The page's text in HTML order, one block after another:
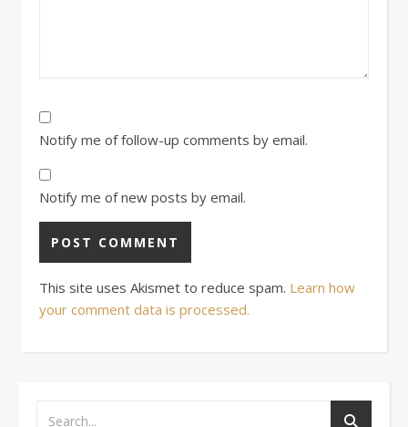
Notify me of follow-up comments by email.
Notify me of new posts by email.
This site uses Akismet to reduce spam. Learn how
your comment data is processed.